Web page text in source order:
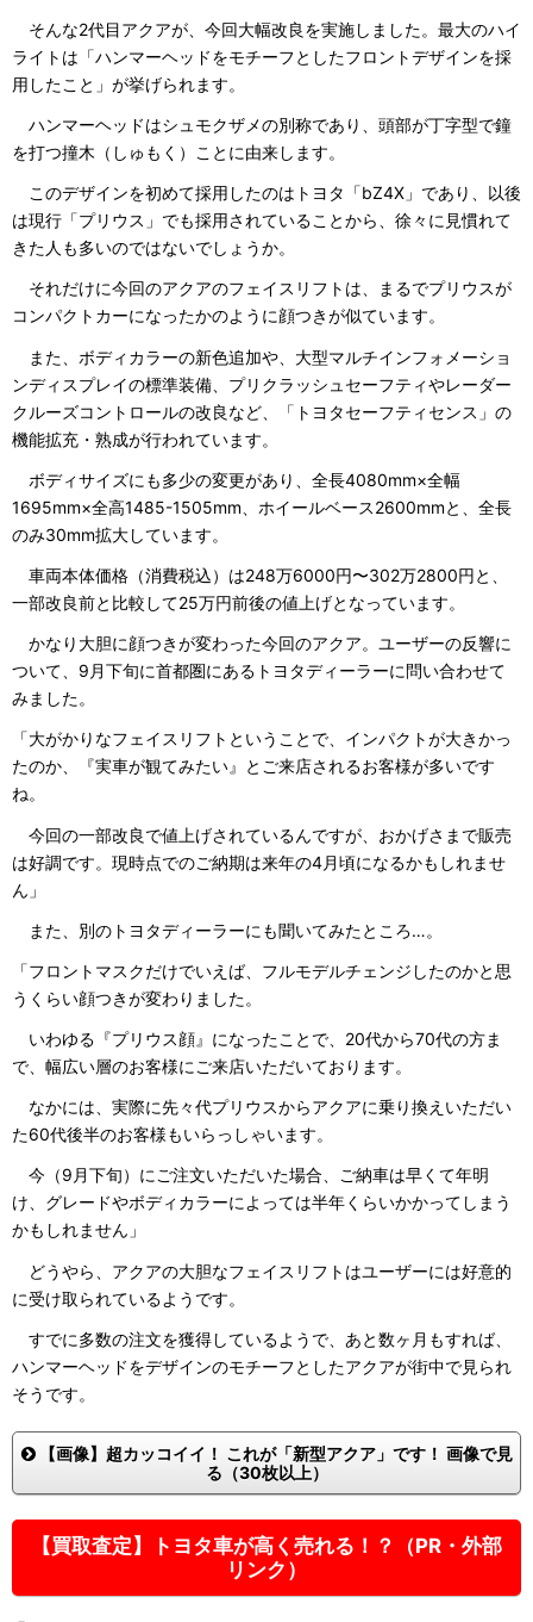
そんな2代目アクアが、今回大幅改良を実施しました。最大のハイ
ライトは「ハンマーヘッドをモチーフとしたフロントデザインを採
用したこと」が挙げられます。
ハンマーヘッドはシュモクザメの別称であり、頭部が丁字型で鐘
を打つ撞木（しゅもく）ことに由来します。
このデザインを初めて採用したのはトヨタ「bZ4X」であり、以後
は現行「プリウス」でも採用されていることから、徐々に見慣れて
きた人も多いのではないでしょうか。
それだけに今回のアクアのフェイスリフトは、まるでプリウスが
コンパクトカーになったかのように顔つきが似ています。
また、ボディカラーの新色追加や、大型マルチインフォメーショ
ンディスプレイの標準装備、プリクラッシュセーフティやレーダー
クルーズコントロールの改良など、「トヨタセーフティセンス」の
機能拡充・熟成が行われています。
ボディサイズにも多少の変更があり、全長4080mm×全幅
1695mm×全高1485-1505mm、ホイールベース2600mmと、全長
のみ30mm拡大しています。
車両本体価格（消費税込）は248万6000円〜302万2800円と、
一部改良前と比較して25万円前後の値上げとなっています。
かなり大胆に顔つきが変わった今回のアクア。ユーザーの反響に
ついて、9月下旬に首都圏にあるトヨタディーラーに問い合わせて
みました。
「大がかりなフェイスリフトということで、インパクトが大きかっ
たのか、『実車が観てみたい』とご来店されるお客様が多いです
ね。
今回の一部改良で値上げされているんですが、おかげさまで販売
は好調です。現時点でのご納期は来年の4月頃になるかもしれませ
ん」
また、別のトヨタディーラーにも聞いてみたところ…。
「フロントマスクだけでいえば、フルモデルチェンジしたのかと思
うくらい顔つきが変わりました。
いわゆる『プリウス顔』になったことで、20代から70代の方ま
で、幅広い層のお客様にご来店いただいております。
なかには、実際に先々代プリウスからアクアに乗り換えいただい
た60代後半のお客様もいらっしゃいます。
今（9月下旬）にご注文いただいた場合、ご納車は早くて年明
け、グレードやボディカラーによっては半年くらいかかってしまう
かもしれません」
どうやら、アクアの大胆なフェイスリフトはユーザーには好意的
に受け取られているようです。
すでに多数の注文を獲得しているようで、あと数ヶ月もすれば、
ハンマーヘッドをデザインのモチーフとしたアクアが街中で見られ
そうです。
【画像】超カッコイイ！ これが「新型アクア」です！ 画像で見
る（30枚以上）
【買取査定】トヨタ車が高く売れる！？（PR・外部
リンク）